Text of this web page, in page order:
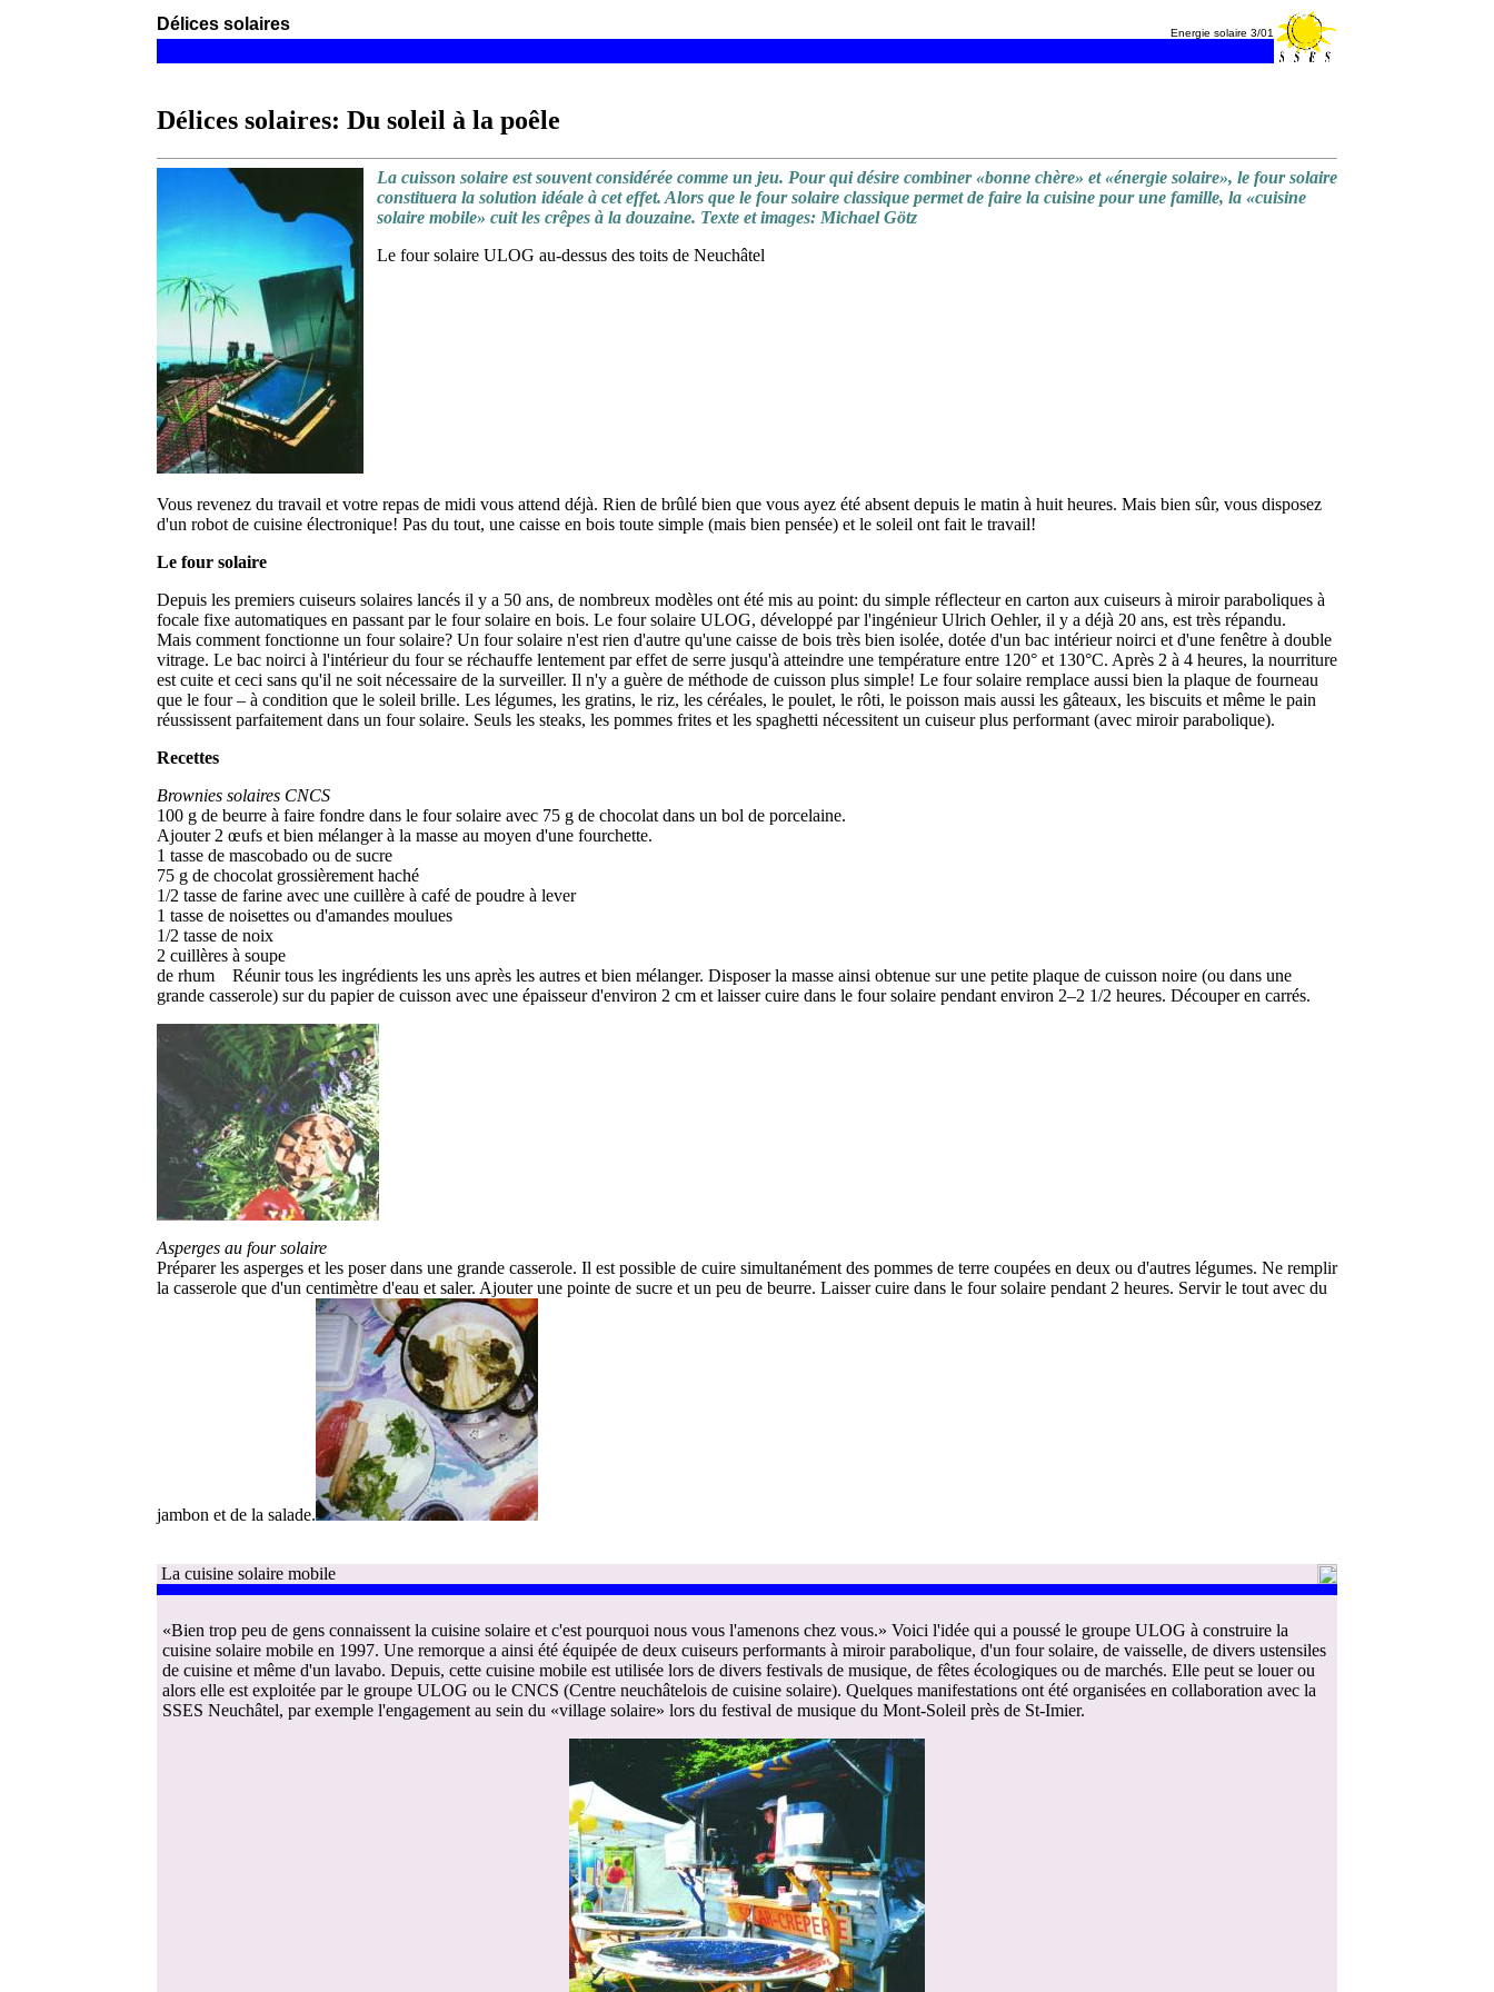
Délices solaires Energie solaire 3/01
Délices solaires: Du soleil à la poêle
La cuisson solaire est souvent considérée comme un jeu. Pour qui désire combiner «bonne chère» et «énergie solaire», le four solaire
constituera la solution idéale à cet effet. Alors que le four solaire classique permet de faire la cuisine pour une famille, la «cuisine
solaire mobile» cuit les crêpes à la douzaine. Texte et images: Michael Götz
Le four solaire ULOG au-dessus des toits de Neuchâtel
Vous revenez du travail et votre repas de midi vous attend déjà. Rien de brûlé bien que vous ayez été absent depuis le matin à huit heures. Mais bien sûr, vous disposez
d'un robot de cuisine électronique! Pas du tout, une caisse en bois toute simple (mais bien pensée) et le soleil ont fait le travail!
Le four solaire
Depuis les premiers cuiseurs solaires lancés il y a 50 ans, de nombreux modèles ont été mis au point: du simple réflecteur en carton aux cuiseurs à miroir paraboliques à
focale fixe automatiques en passant par le four solaire en bois. Le four solaire ULOG, développé par l'ingénieur Ulrich Oehler, il y a déjà 20 ans, est très répandu.
Mais comment fonctionne un four solaire? Un four solaire n'est rien d'autre qu'une caisse de bois très bien isolée, dotée d'un bac intérieur noirci et d'une fenêtre à double
vitrage. Le bac noirci à l'intérieur du four se réchauffe lentement par effet de serre jusqu'à atteindre une température entre 120° et 130°C. Après 2 à 4 heures, la nourriture
est cuite et ceci sans qu'il ne soit nécessaire de la surveiller. Il n'y a guère de méthode de cuisson plus simple! Le four solaire remplace aussi bien la plaque de fourneau
que le four – à condition que le soleil brille. Les légumes, les gratins, le riz, les céréales, le poulet, le rôti, le poisson mais aussi les gâteaux, les biscuits et même le pain
réussissent parfaitement dans un four solaire. Seuls les steaks, les pommes frites et les spaghetti nécessitent un cuiseur plus performant (avec miroir parabolique).
Recettes
Brownies solaires CNCS
100 g de beurre à faire fondre dans le four solaire avec 75 g de chocolat dans un bol de porcelaine.
Ajouter 2 œufs et bien mélanger à la masse au moyen d'une fourchette.
1 tasse de mascobado ou de sucre
75 g de chocolat grossièrement haché
1/2 tasse de farine avec une cuillère à café de poudre à lever
1 tasse de noisettes ou d'amandes moulues
1/2 tasse de noix
2 cuillères à soupe
de rhum Réunir tous les ingrédients les uns après les autres et bien mélanger. Disposer la masse ainsi obtenue sur une petite plaque de cuisson noire (ou dans une
grande casserole) sur du papier de cuisson avec une épaisseur d'environ 2 cm et laisser cuire dans le four solaire pendant environ 2–2 1/2 heures. Découper en carrés.
Asperges au four solaire
Préparer les asperges et les poser dans une grande casserole. Il est possible de cuire simultanément des pommes de terre coupées en deux ou d'autres légumes. Ne remplir
la casserole que d'un centimètre d'eau et saler. Ajouter une pointe de sucre et un peu de beurre. Laisser cuire dans le four solaire pendant 2 heures. Servir le tout avec du
jambon et de la salade.
La cuisine solaire mobile
«Bien trop peu de gens connaissent la cuisine solaire et c'est pourquoi nous vous l'amenons chez vous.» Voici l'idée qui a poussé le groupe ULOG à construire la
cuisine solaire mobile en 1997. Une remorque a ainsi été équipée de deux cuiseurs performants à miroir parabolique, d'un four solaire, de vaisselle, de divers ustensiles
de cuisine et même d'un lavabo. Depuis, cette cuisine mobile est utilisée lors de divers festivals de musique, de fêtes écologiques ou de marchés. Elle peut se louer ou
alors elle est exploitée par le groupe ULOG ou le CNCS (Centre neuchâtelois de cuisine solaire). Quelques manifestations ont été organisées en collaboration avec la
SSES Neuchâtel, par exemple l'engagement au sein du «village solaire» lors du festival de musique du Mont-Soleil près de St-Imier.